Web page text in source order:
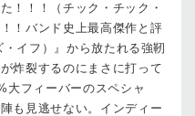
！！！（チック・チック・
！バンド史上最高傑作と評
イフ）』から放たれる強靭
炸裂するのにまさに打って
大フィーバーのスペシャ
も見逃せない。インディー